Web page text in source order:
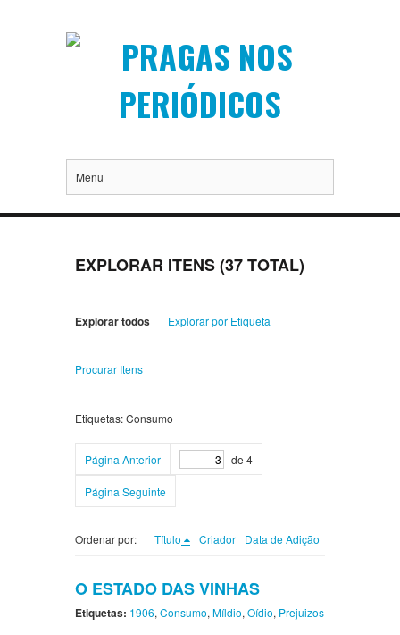
Menu
EXPLORAR ITENS (37 TOTAL)
Explorar todos Explorar por Etiqueta
Procurar Itens
Etiquetas: Consumo
Página Anterior de 4
Página Seguinte
Ordenar por: Título Criador Data de Adição
O ESTADO DAS VINHAS
Etiquetas: 1906, Consumo, Míldio, Oídio, Prejuizos